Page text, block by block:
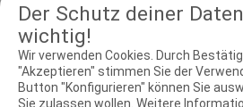
Der Schutz deiner
wichtig!
Wir verwenden Cookies. Durch
"Akzeptieren" stimmen Sie der
Button "Konfigurieren" können Sie
Sie zulassen wollen. Weitere
eine Begleithundprüfung mit zzt. 8
Externe Starter sind herzlich
beträgt 25,- €.